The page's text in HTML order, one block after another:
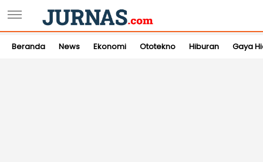
Beranda News Ekonomi Ototekno Hiburan Gaya